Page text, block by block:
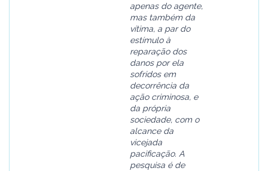
apenas do agente,
mas também da
vítima, a par do
estímulo à
reparação dos
danos por ela
sofridos em
decorrência da
ação criminosa, e
da própria
sociedade, com o
alcance da
vicejada
pacificação. A
pesquisa é de